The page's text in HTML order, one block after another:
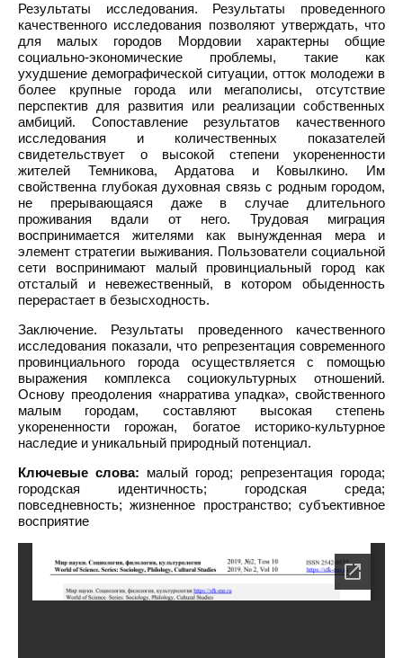
Результаты исследования. Результаты проведенного
качественного исследования позволяют утверждать, что
для малых городов Мордовии характерны общие
социально-экономические проблемы, такие как
ухудшение демографической ситуации, отток молодежи в
более крупные города или мегаполисы, отсутствие
перспектив для развития или реализации собственных
амбиций. Сопоставление результатов качественного
исследования и количественных показателей
свидетельствует о высокой степени укорененности
жителей Темникова, Ардатова и Ковылкино. Им
свойственна глубокая духовная связь с родным городом,
не прерывающаяся даже в случае длительного
проживания вдали от него. Трудовая миграция
воспринимается жителями как вынужденная мера и
элемент стратегии выживания. Пользователи социальной
сети воспринимают малый провинциальный город как
отсталый и невежественный, в котором обыденность
перерастает в безысходность.
Заключение. Результаты проведенного качественного
исследования показали, что репрезентация современного
провинциального города осуществляется с помощью
выражения комплекса социокультурных отношений.
Основу преодоления «нарратива упадка», свойственного
малым городам, составляют высокая степень
укорененности горожан, богатое историко-культурное
наследие и уникальный природный потенциал.
Ключевые слова: малый город; репрезентация города;
городская идентичность; городская среда;
повседневность; жизненное пространство; субъективное
восприятие